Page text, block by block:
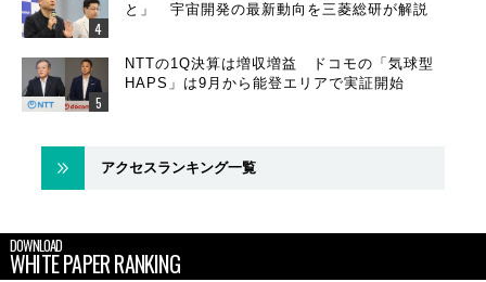
と」 宇宙開発の最新動向を三菱総研が解説
NTTの1Q決算は増収増益 ドコモの「気球型
HAPS」は9月から能登エリアで実証開始
アクセスランキング一覧
DOWNLOAD
WHITE PAPER RANKING